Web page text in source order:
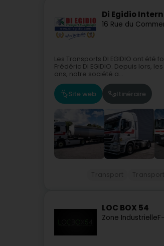
Di Egidio
16 Rue du
Les Transports DI EGIDIO ont été
Frédéric DI EGIDIO. Depuis lors,
ans, notre société a...
Site web Itinéraire
LOC BOX 54
Zone Industrielle